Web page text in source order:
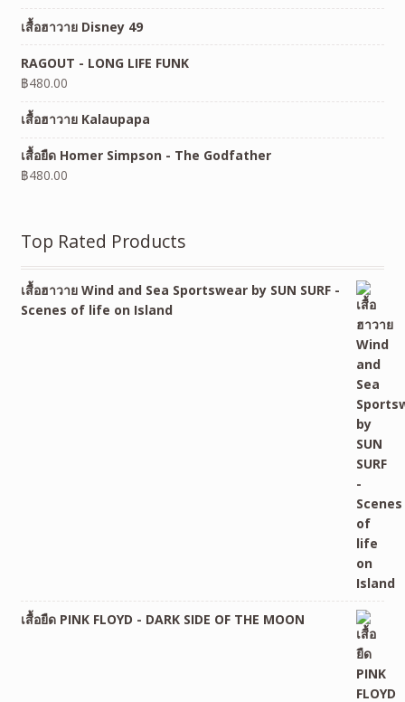
เสื้อฮาวาย Disney 49
RAGOUT - LONG LIFE FUNK
฿480.00
เสื้อฮาวาย Kalaupapa
เสื้อยืด Homer Simpson - The Godfather
฿480.00
Top Rated Products
เสื้อฮาวาย Wind and Sea Sportswear by SUN SURF -
Scenes of life on Island
เสื้อยืด PINK FLOYD - DARK SIDE OF THE MOON